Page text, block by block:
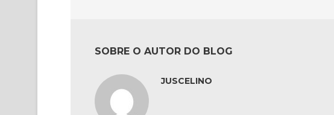
SOBRE O AUTOR DO BLOG
JUSCELINO